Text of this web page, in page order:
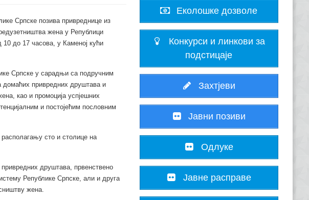
Српске позива привреднице из
жена у Републици
10 до 17 часова, у Каменој кући
Српске у сарадњи са подручним
домаћих привредних друштава и
као и промоција успјешних
и постојећим пословним
сто и столице на
друштава, првенствено
Републике Српске, али и друга
жена.
Еколошке дозволе
Конкурси и линкови за
подстицаје
Захтјеви
Јавни позиви
Одлуке
Јавне расправе